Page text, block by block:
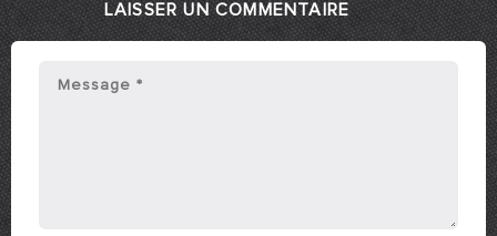
LAISSER UN COMMENTAIRE